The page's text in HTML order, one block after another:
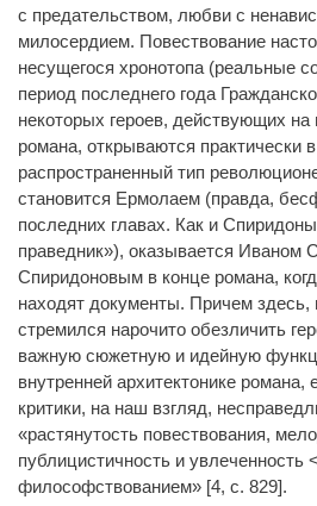
с предательством, любви с
милосердием. Повествование
несущегося хронотопа (реальные
период последнего года
некоторых героев, действующих на
романа, открываются практически
распространенный тип
становится Ермолаем (правда,
последних главах. Как и
праведник»), оказывается Иваном
Спиридоновым в конце романа,
находят документы. Причем здесь,
стремился нарочито обезличить
важную сюжетную и идейную
внутренней архитектонике романа,
критики, на наш взгляд,
«растянутость повествования,
публицистичность и увлеченность
философствованием» [4, с. 829].